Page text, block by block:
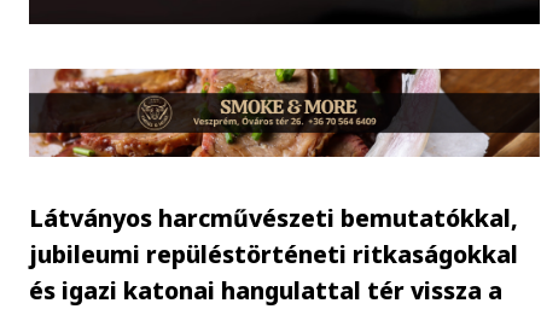
Látványos harcművészeti bemutatókkal,
jubileumi repüléstörténeti ritkaságokkal
és igazi katonai hangulattal tér vissza a